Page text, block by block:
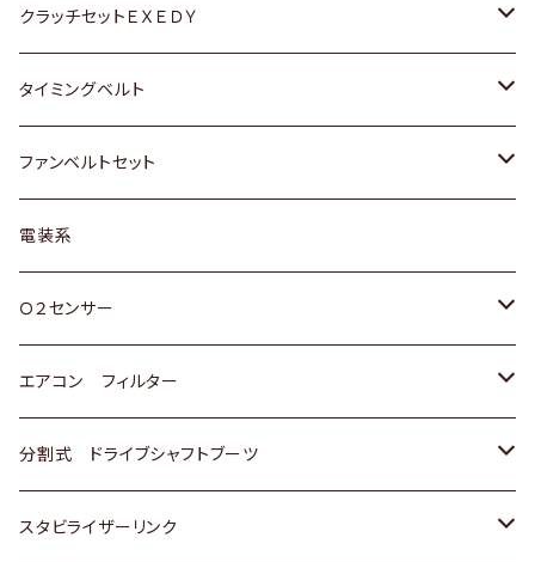
マツダ
三菱
スバル
日野
アストロ（シボレー）
クライスラー
日産
ダイハツ
マツダ
三菱
スバル
日産
ホンダ
マツダ
ホンダ
スズキ
ダイハツ
マツダ
三菱
スバル
クラッチセットＥＸＥＤＹ
ホンダ
スズキ
日産
ダイハツ
マツダ
三菱
スバル
タイミングベルト
トヨタ
スズキ
ダイハツ
三菱
スバル
ファンベルトセット
トヨタ
ホンダ
スズキ
日産
いすゞ
電装系
Ｏ２センサー
トヨタ
ホンダ
スズキ
エアコン フィルター
トヨタ
ホンダ
分割式 ドライブシャフトブーツ
トヨタ
スタビライザーリンク